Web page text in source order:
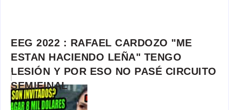
EEG 2022 : RAFAEL CARDOZO "ME
ESTAN HACIENDO LEÑA" TENGO
LESIÓN Y POR ESO NO PASÉ CIRCUITO
SEMIFINAL